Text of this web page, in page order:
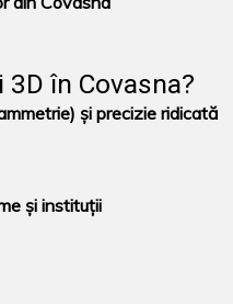
în Covasna?
și precizie ridicată
și instituții